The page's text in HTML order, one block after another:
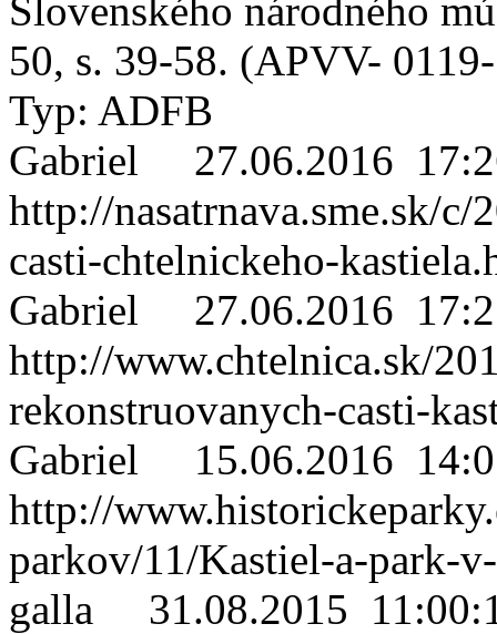
Slovenského národného
50, s. 39-58. (APVV-
Typ: ADFB
Gabriel 27.06.2016
http://nasatrnava.sme.sk/
casti-chtelnickeho-
Gabriel 27.06.2016
http://www.chtelnica.sk/
rekonstruovanych-casti-
Gabriel 15.06.2016
http://
parkov/11/Kastiel-a-park-
galla 31.08.2015